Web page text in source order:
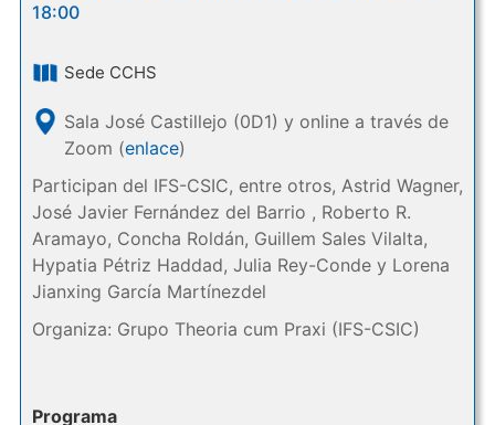
18:00
Sede CCHS
Sala José Castillejo (0D1) y online a través de
Zoom (enlace)
Participan del IFS-CSIC, entre otros, Astrid Wagner,
José Javier Fernández del Barrio , Roberto R.
Aramayo, Concha Roldán, Guillem Sales Vilalta,
Hypatia Pétriz Haddad, Julia Rey-Conde y Lorena
Jianxing García Martínezdel
Organiza: Grupo Theoria cum Praxi (IFS-CSIC)
Programa